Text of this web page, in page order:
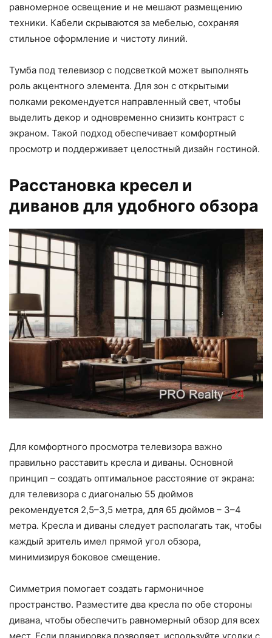
равномерное освещение и не мешают размещению
техники. Кабели скрываются за мебелью, сохраняя
стильное оформление и чистоту линий.
Тумба под телевизор с подсветкой может выполнять
роль акцентного элемента. Для зон с открытыми
полками рекомендуется направленный свет, чтобы
выделить декор и одновременно снизить контраст с
экраном. Такой подход обеспечивает комфортный
просмотр и поддерживает целостный дизайн гостиной.
Расстановка кресел и
диванов для удобного обзора
Для комфортного просмотра телевизора важно
правильно расставить кресла и диваны. Основной
принцип – создать оптимальное расстояние от экрана:
для телевизора с диагональю 55 дюймов
рекомендуется 2,5–3,5 метра, для 65 дюймов – 3–4
метра. Кресла и диваны следует располагать так, чтобы
каждый зритель имел прямой угол обзора,
минимизируя боковое смещение.
Симметрия помогает создать гармоничное
пространство. Разместите два кресла по обе стороны
дивана, чтобы обеспечить равномерный обзор для всех